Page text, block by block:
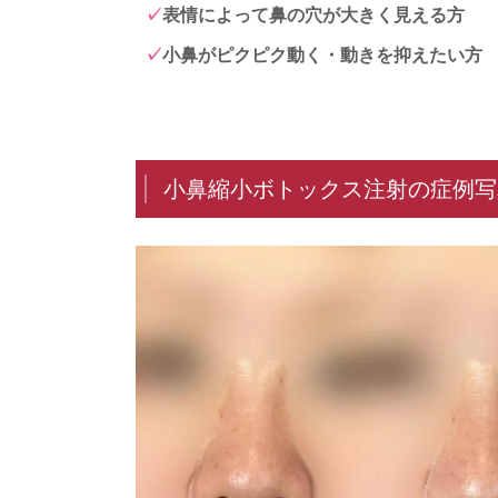
表情によって鼻の穴が大きく見える方
小鼻がピクピク動く・動きを抑えたい方
小鼻縮小ボトックス注射の症例